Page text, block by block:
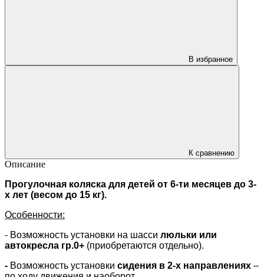
В избранное
К сравнению
Описание
Прогулочная коляска для детей от 6-ти месяцев до 3-
х лет (весом до 15 кг).
Особенности:
- Возможность установки на шасси люльки или
автокресла гр.0+ (приобретаются отдельно).
- Возможность установки сидения в 2-х направлениях –